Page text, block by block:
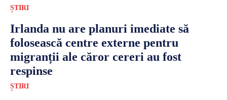
ȘTIRI
Irlanda nu are planuri imediate să
folosească centre externe pentru
migranții ale căror cereri au fost
respinse
ȘTIRI